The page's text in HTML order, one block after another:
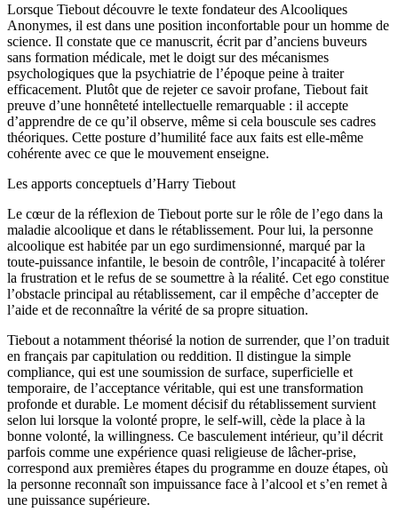
Lorsque Tiebout découvre le texte fondateur des Alcooliques
Anonymes, il est dans une position inconfortable pour un homme de
science. Il constate que ce manuscrit, écrit par d’anciens buveurs
sans formation médicale, met le doigt sur des mécanismes
psychologiques que la psychiatrie de l’époque peine à traiter
efficacement. Plutôt que de rejeter ce savoir profane, Tiebout fait
preuve d’une honnêteté intellectuelle remarquable : il accepte
d’apprendre de ce qu’il observe, même si cela bouscule ses cadres
théoriques. Cette posture d’humilité face aux faits est elle-même
cohérente avec ce que le mouvement enseigne.
Les apports conceptuels d’Harry Tiebout
Le cœur de la réflexion de Tiebout porte sur le rôle de l’ego dans la
maladie alcoolique et dans le rétablissement. Pour lui, la personne
alcoolique est habitée par un ego surdimensionné, marqué par la
toute-puissance infantile, le besoin de contrôle, l’incapacité à tolérer
la frustration et le refus de se soumettre à la réalité. Cet ego constitue
l’obstacle principal au rétablissement, car il empêche d’accepter de
l’aide et de reconnaître la vérité de sa propre situation.
Tiebout a notamment théorisé la notion de surrender, que l’on traduit
en français par capitulation ou reddition. Il distingue la simple
compliance, qui est une soumission de surface, superficielle et
temporaire, de l’acceptance véritable, qui est une transformation
profonde et durable. Le moment décisif du rétablissement survient
selon lui lorsque la volonté propre, le self-will, cède la place à la
bonne volonté, la willingness. Ce basculement intérieur, qu’il décrit
parfois comme une expérience quasi religieuse de lâcher-prise,
correspond aux premières étapes du programme en douze étapes, où
la personne reconnaît son impuissance face à l’alcool et s’en remet à
une puissance supérieure.